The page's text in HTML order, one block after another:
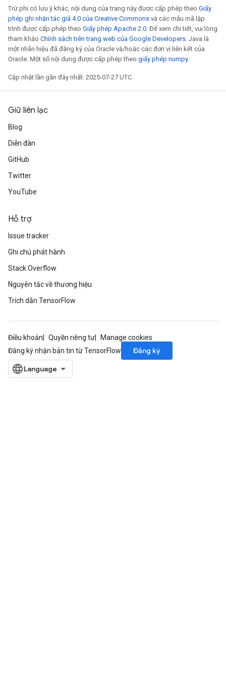
Trừ phi có lưu ý khác, nội dung của trang này được cấp phép theo Giấy
phép ghi nhận tác giả 4.0 của Creative Commons và các mẫu mã lập
trình được cấp phép theo Giấy phép Apache 2.0. Để xem chi tiết, vui lòng
tham khảo Chính sách trên trang web của Google Developers. Java là
một nhãn hiệu đã đăng ký của Oracle và/hoặc các đơn vị liên kết của
Oracle. Một số nội dung được cấp phép theo giấy phép numpy.
Cập nhật lần gần đây nhất: 2025-07-27 UTC.
Giữ liên lạc
Blog
Diễn đàn
GitHub
Twitter
YouTube
Hỗ trợ
Issue tracker
Ghi chú phát hành
Stack Overflow
Nguyên tắc về thương hiệu
Trích dẫn TensorFlow
Điều khoản Quyền riêng tư
Manage cookies
Đăng ký nhận bản tin từ TensorFlow
Đăng ký